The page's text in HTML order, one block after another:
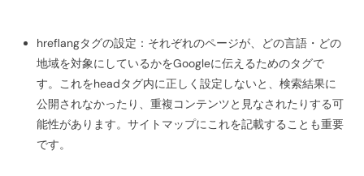
hreflangタグの設定：それぞれのページが、どの言語・どの
地域を対象にしているかをGoogleに伝えるためのタグで
す。これをheadタグ内に正しく設定しないと、検索結果に
公開されなかったり、重複コンテンツと見なされたりする可
能性があります。サイトマップにこれを記載することも重要
です。